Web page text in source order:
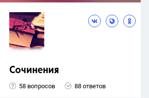
Сочинения
58 вопросов 88 ответов